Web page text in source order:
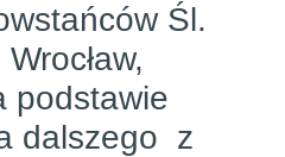
Śl.
podstawie
dalszego z